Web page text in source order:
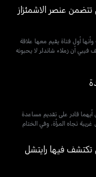
أول فتاة يقيم معها علاقة
أن زملاء شاندلر لا يحبونه
قادر على تقديم مساعدة
تجاه المرأة، وفي الختام
التي تكتشف فيها رايتشل